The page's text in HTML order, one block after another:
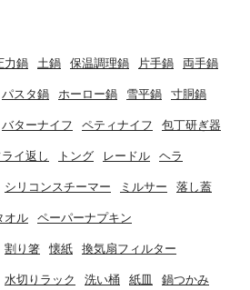
力鍋 土鍋 保温調理鍋 片手鍋 両手鍋
パスタ鍋 ホーロー鍋 雪平鍋 寸胴鍋
バターナイフ ペティナイフ 包丁研ぎ器
ライ返し トング レードル ヘラ
シリコンスチーマー ミルサー 落し蓋
オル ペーパーナプキン
割り箸 懐紙 換気扇フィルター
水切りラック 洗い桶 紙皿 鍋つかみ